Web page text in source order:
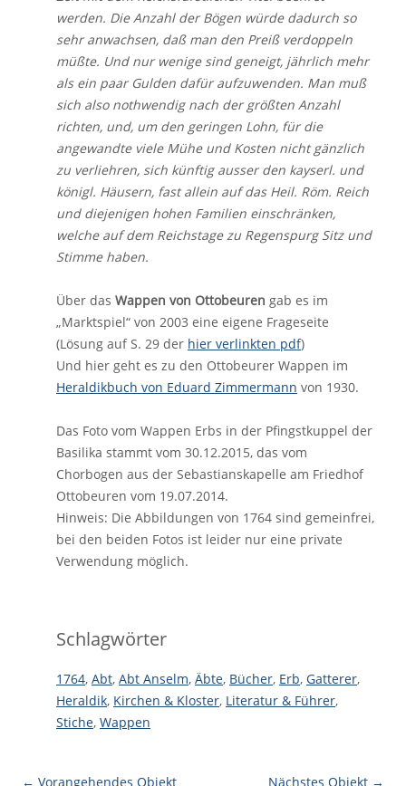
werden. Die Anzahl der Bögen würde dadurch so
sehr anwachsen, daß man den Preiß verdoppeln
müßte. Und nur wenige sind geneigt, jährlich mehr
als ein paar Gulden dafür aufzuwenden. Man muß
sich also nothwendig nach der größten Anzahl
richten, und, um den geringen Lohn, für die
angewandte viele Mühe und Kosten nicht gänzlich
zu verliehren, sich künftig ausser den kayserl. und
königl. Häusern, fast allein auf das Heil. Röm. Reich
und diejenigen hohen Familien einschränken,
welche auf dem Reichstage zu Regenspurg Sitz und
Stimme haben.
Über das Wappen von Ottobeuren gab es im
„Marktspiel“ von 2003 eine eigene Frageseite
(Lösung auf S. 29 der hier verlinkten pdf)
Und hier geht es zu den Ottobeurer Wappen im
Heraldikbuch von Eduard Zimmermann von 1930.
Das Foto vom Wappen Erbs in der Pfingstkuppel der
Basilika stammt vom 30.12.2015, das vom
Chorbogen aus der Sebastianskapelle am Friedhof
Ottobeuren vom 19.07.2014.
Hinweis: Die Abbildungen von 1764 sind gemeinfrei,
bei den beiden Fotos ist leider nur eine private
Verwendung möglich.
Schlagwörter
1764, Abt, Abt Anselm, Äbte, Bücher, Erb, Gatterer,
Heraldik, Kirchen & Kloster, Literatur & Führer,
Stiche, Wappen
← Vorangehendes Objekt Nächstes Objekt →